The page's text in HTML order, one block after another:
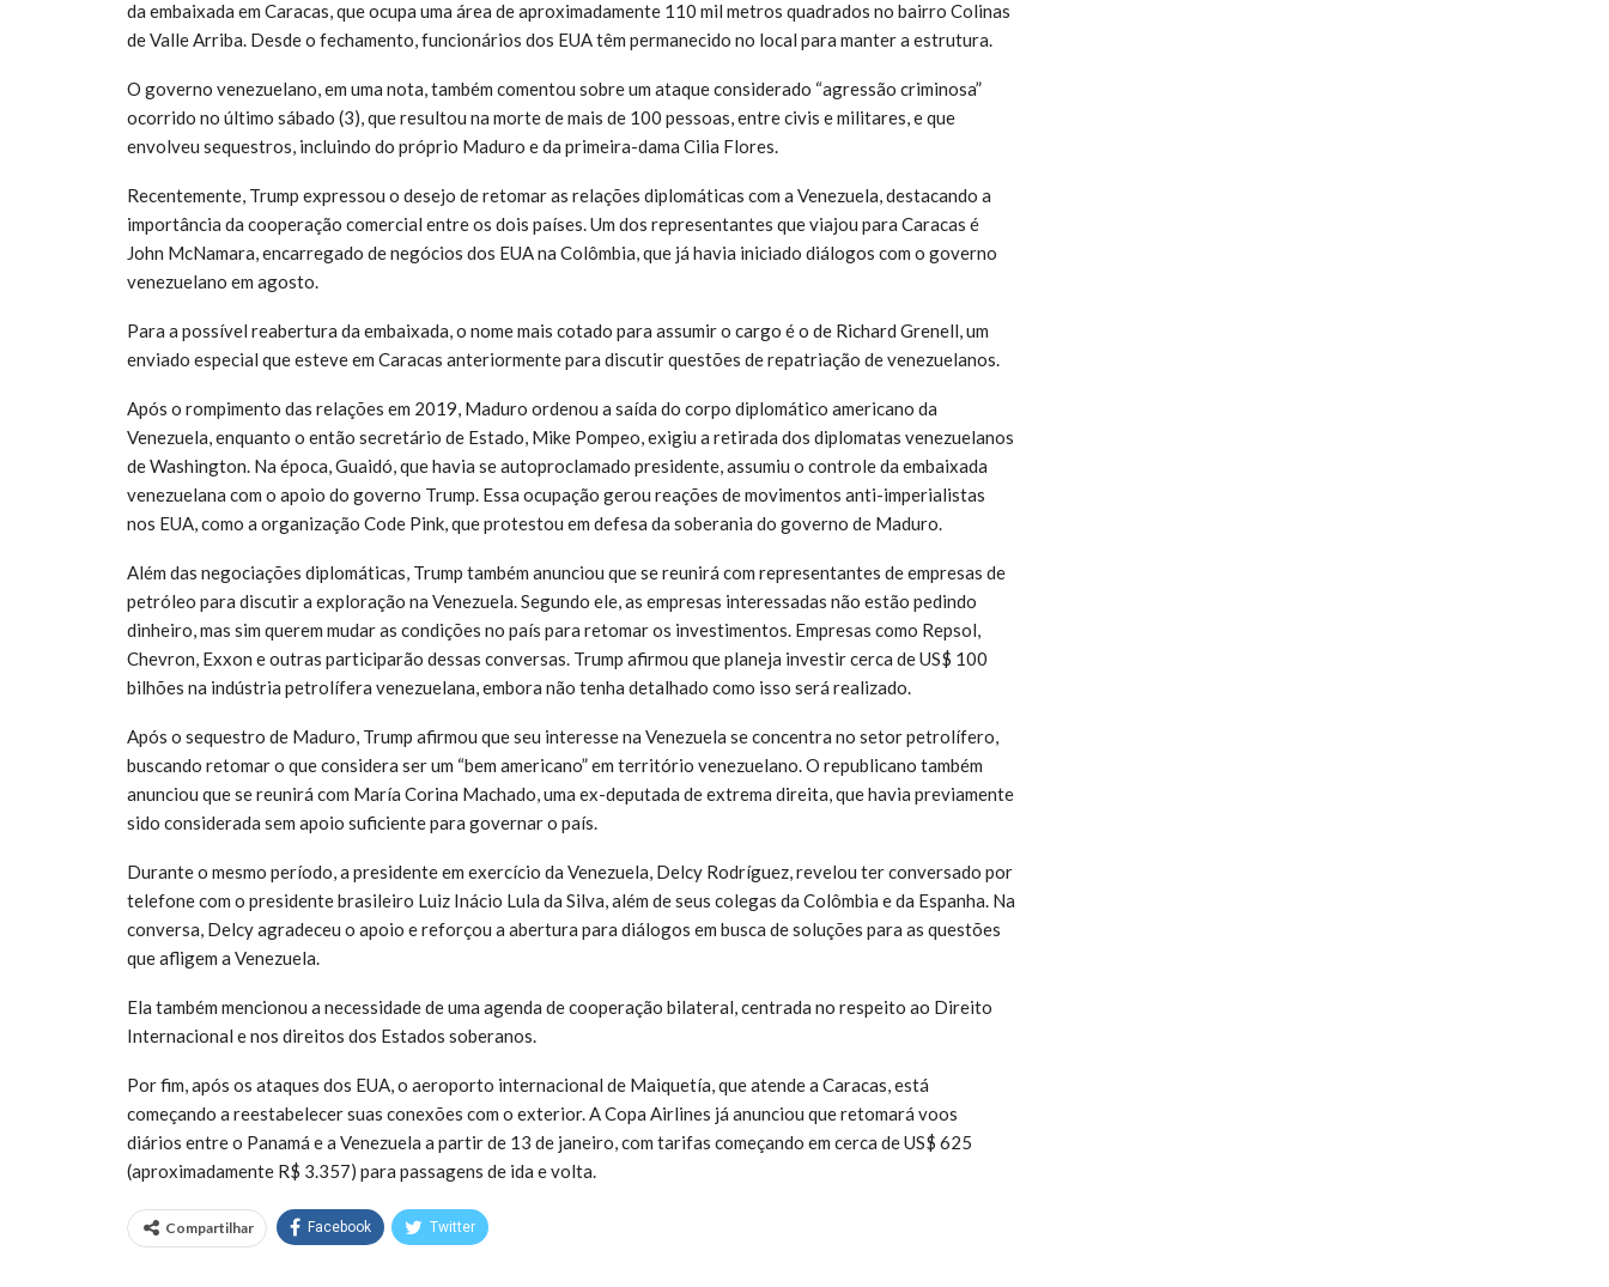
da embaixada em Caracas, que ocupa uma área de aproximadamente 110 mil metros quadrados no bairro Colinas
de Valle Arriba. Desde o fechamento, funcionários dos EUA têm permanecido no local para manter a estrutura.
O governo venezuelano, em uma nota, também comentou sobre um ataque considerado “agressão criminosa”
ocorrido no último sábado (3), que resultou na morte de mais de 100 pessoas, entre civis e militares, e que
envolveu sequestros, incluindo do próprio Maduro e da primeira-dama Cilia Flores.
Recentemente, Trump expressou o desejo de retomar as relações diplomáticas com a Venezuela, destacando a
importância da cooperação comercial entre os dois países. Um dos representantes que viajou para Caracas é
John McNamara, encarregado de negócios dos EUA na Colômbia, que já havia iniciado diálogos com o governo
venezuelano em agosto.
Para a possível reabertura da embaixada, o nome mais cotado para assumir o cargo é o de Richard Grenell, um
enviado especial que esteve em Caracas anteriormente para discutir questões de repatriação de venezuelanos.
Após o rompimento das relações em 2019, Maduro ordenou a saída do corpo diplomático americano da
Venezuela, enquanto o então secretário de Estado, Mike Pompeo, exigiu a retirada dos diplomatas venezuelanos
de Washington. Na época, Guaidó, que havia se autoproclamado presidente, assumiu o controle da embaixada
venezuelana com o apoio do governo Trump. Essa ocupação gerou reações de movimentos anti-imperialistas
nos EUA, como a organização Code Pink, que protestou em defesa da soberania do governo de Maduro.
Além das negociações diplomáticas, Trump também anunciou que se reunirá com representantes de empresas de
petróleo para discutir a exploração na Venezuela. Segundo ele, as empresas interessadas não estão pedindo
dinheiro, mas sim querem mudar as condições no país para retomar os investimentos. Empresas como Repsol,
Chevron, Exxon e outras participarão dessas conversas. Trump afirmou que planeja investir cerca de US$ 100
bilhões na indústria petrolífera venezuelana, embora não tenha detalhado como isso será realizado.
Após o sequestro de Maduro, Trump afirmou que seu interesse na Venezuela se concentra no setor petrolífero,
buscando retomar o que considera ser um “bem americano” em território venezuelano. O republicano também
anunciou que se reunirá com María Corina Machado, uma ex-deputada de extrema direita, que havia previamente
sido considerada sem apoio suficiente para governar o país.
Durante o mesmo período, a presidente em exercício da Venezuela, Delcy Rodríguez, revelou ter conversado por
telefone com o presidente brasileiro Luiz Inácio Lula da Silva, além de seus colegas da Colômbia e da Espanha. Na
conversa, Delcy agradeceu o apoio e reforçou a abertura para diálogos em busca de soluções para as questões
que afligem a Venezuela.
Ela também mencionou a necessidade de uma agenda de cooperação bilateral, centrada no respeito ao Direito
Internacional e nos direitos dos Estados soberanos.
Por fim, após os ataques dos EUA, o aeroporto internacional de Maiquetía, que atende a Caracas, está
começando a reestabelecer suas conexões com o exterior. A Copa Airlines já anunciou que retomará voos
diários entre o Panamá e a Venezuela a partir de 13 de janeiro, com tarifas começando em cerca de US$ 625
(aproximadamente R$ 3.357) para passagens de ida e volta.
Compartilhar Facebook Twitter